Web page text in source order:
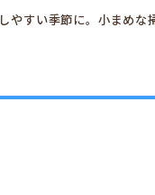
やすい季節に。小まめ